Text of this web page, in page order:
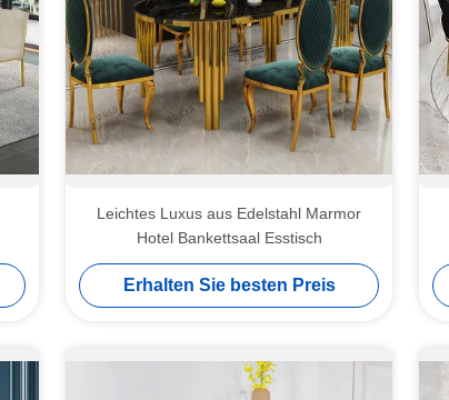
Leichtes Luxus aus Edelstahl Marmor
Hotel Bankettsaal Esstisch
Erhalten Sie besten Preis